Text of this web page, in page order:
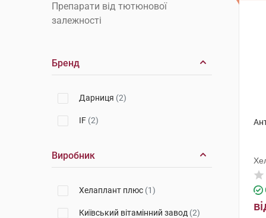
Препарати від тютюнової
залежності
Бренд
Дарниця (2)
IF (2)
Виробник
Хелаплант плюс (1)
Київський вітамінний завод (2)